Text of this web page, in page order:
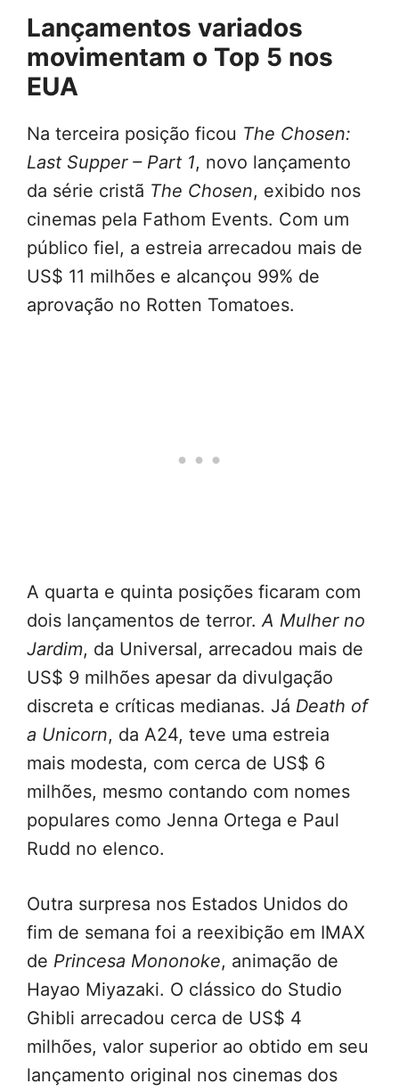
Lançamentos variados
movimentam o Top 5 nos
EUA
Na terceira posição ficou The Chosen:
Last Supper – Part 1, novo lançamento
da série cristã The Chosen, exibido nos
cinemas pela Fathom Events. Com um
público fiel, a estreia arrecadou mais de
US$ 11 milhões e alcançou 99% de
aprovação no Rotten Tomatoes.
A quarta e quinta posições ficaram com
dois lançamentos de terror.A Mulher no
Jardim, da Universal, arrecadou mais de
US$ 9 milhões apesar da divulgação
discreta e críticas medianas. Já Death of
a Unicorn, da A24, teve uma estreia
mais modesta, com cerca de US$ 6
milhões, mesmo contando com nomes
populares como Jenna Ortega e Paul
Rudd no elenco.
Outra surpresa nos Estados Unidos do
fim de semana foi a reexibição em IMAX
de Princesa Mononoke, animação de
Hayao Miyazaki. O clássico do Studio
Ghibli arrecadou cerca de US$ 4
milhões, valor superior ao obtido em seu
lançamento original nos cinemas dos